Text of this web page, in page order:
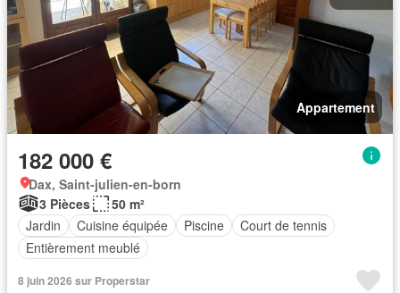
Appartement
182 000 €
Dax, Saint-julien-en-born
3 Pièces
50 m²
Jardin
Cuisine équipée Piscine
Court de tennis
Entièrement meublé
8 juin 2026 sur Properstar